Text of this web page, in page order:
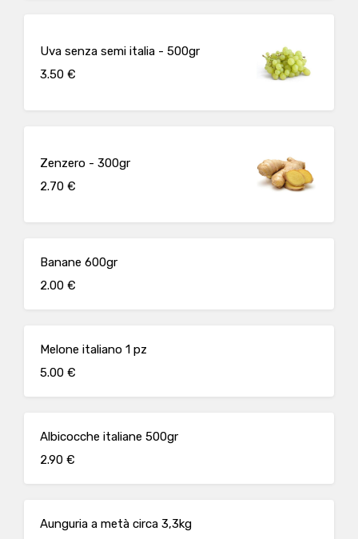
Uva senza semi italia - 500gr
3.50 €
Zenzero - 300gr
2.70 €
Banane 600gr
2.00 €
Melone italiano 1 pz
5.00 €
Albicocche italiane 500gr
2.90 €
Aunguria a metà circa 3,3kg